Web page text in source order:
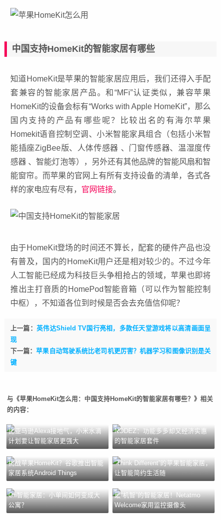
中国支持HomeKit的智能家居有哪些
知道HomeKit是苹果的智能家居应用后，我们还得入手配
套兼容的智能家居产品。和“MFi”认证类似，兼容苹果
HomeKit的设备会标有“Works with Apple HomeKit”，那么
国内支持的产品有哪些呢？比较出名的有海尔苹果
Homekit语音控制空调、小米智能家具组合（包括小米智
能插座ZigBee版、人体传感器 、门窗传感器、温湿度传
感器 、智能灯泡等），另外还有其他品牌的智能风扇和智
能窗帘。而苹果的官网上有所有支持设备的清单，各式各
样的家电应有尽有， 官网链接。
由于HomeKit登场的时间还不算长，配套的硬件产品也没
有普及，国内的HomeKit用户还是相对较少的。不过今年
人工智能已经成为科技巨头争相抢占的领域，苹果也即将
推出主打音质的HomePod智能音箱（可以作为智能控制
中枢），不知道各位到时候是否会去充值信仰呢？
上一篇：英伟达Shield TV国行亮相，多款任天堂游戏将以高清画面呈
现
下一篇：苹果自动驾驶系统比老司机更厉害？机器学习和图像识别是关
键
与《苹果HomeKit怎么用：中国支持HomeKit的智能家居有哪些？》相关
的内容：
比亚马逊Alexa接地气，小米水滴
计划要让智能家居更强大
NODEZ：功能多多却又经济实惠
的智能家居套件
挑战苹果HomeKit？谷歌推出智能
家居系统Android Things
“Think Different”的苹果智能家居，
让智能简约生活随
Ori智能家居：小单间如何变成大
公寓？
最“机智”的智能家居！Netatmo
Welcome家用监控摄像头